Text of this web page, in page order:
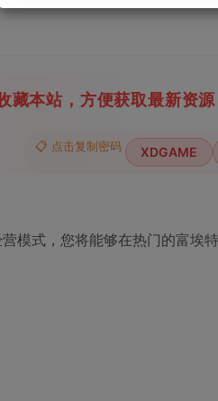
，方便获取最新资源
📋 点击复制密码 XDGAME
模式，您将能够在热门的富埃